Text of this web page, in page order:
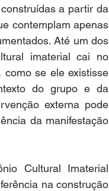
a partir da
contemplam apenas
Até um dos
imaterial cai no
se ele existisse
do grupo e da
externa pode
da manifestação
Cultural Imaterial
na construção